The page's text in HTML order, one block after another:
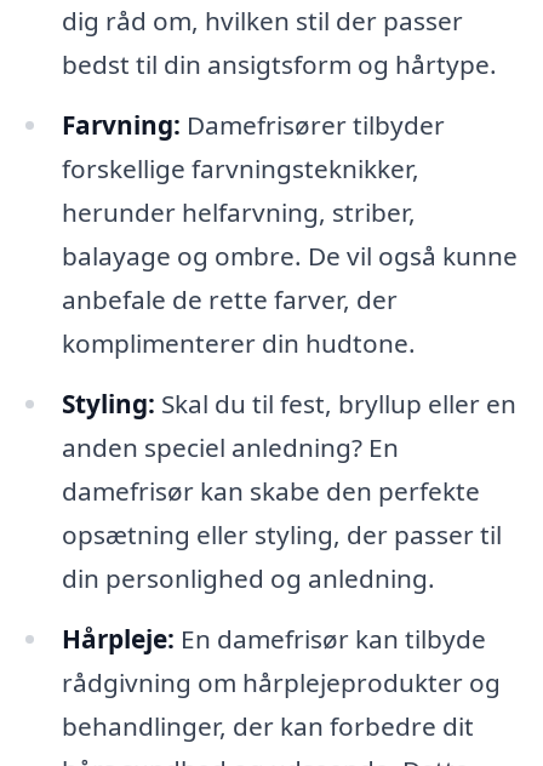
dig råd om, hvilken stil der passer
bedst til din ansigtsform og hårtype.
Farvning: Damefrisører tilbyder
forskellige farvningsteknikker,
herunder helfarvning, striber,
balayage og ombre. De vil også kunne
anbefale de rette farver, der
komplimenterer din hudtone.
Styling: Skal du til fest, bryllup eller en
anden speciel anledning? En
damefrisør kan skabe den perfekte
opsætning eller styling, der passer til
din personlighed og anledning.
Hårpleje: En damefrisør kan tilbyde
rådgivning om hårplejeprodukter og
behandlinger, der kan forbedre dit